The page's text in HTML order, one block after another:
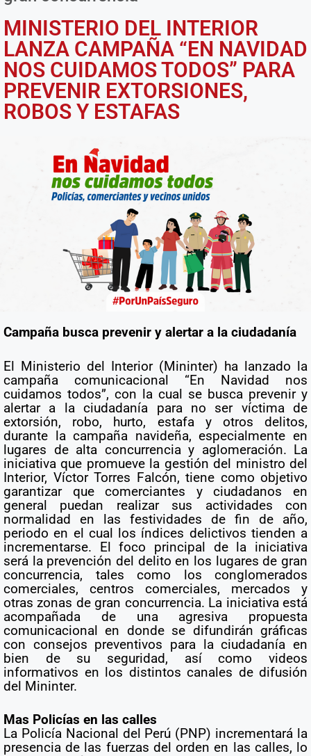
MINISTERIO DEL INTERIOR
LANZA CAMPAÑA “EN NAVIDAD
NOS CUIDAMOS TODOS” PARA
PREVENIR EXTORSIONES,
ROBOS Y ESTAFAS
Campaña busca prevenir y alertar a la ciudadanía
El Ministerio del Interior (Mininter) ha lanzado la
campaña comunicacional “En Navidad nos
cuidamos todos”, con la cual se busca prevenir y
alertar a la ciudadanía para no ser víctima de
extorsión, robo, hurto, estafa y otros delitos,
durante la campaña navideña, especialmente en
lugares de alta concurrencia y aglomeración. La
iniciativa que promueve la gestión del ministro del
Interior, Víctor Torres Falcón, tiene como objetivo
garantizar que comerciantes y ciudadanos en
general puedan realizar sus actividades con
normalidad en las festividades de fin de año,
periodo en el cual los índices delictivos tienden a
incrementarse. El foco principal de la iniciativa
será la prevención del delito en los lugares de gran
concurrencia, tales como los conglomerados
comerciales, centros comerciales, mercados y
otras zonas de gran concurrencia. La iniciativa está
acompañada de una agresiva propuesta
comunicacional en donde se difundirán gráficas
con consejos preventivos para la ciudadanía en
bien de su seguridad, así como videos
informativos en los distintos canales de difusión
del Mininter.
Mas Policías en las calles
La Policía Nacional del Perú (PNP) incrementará la
presencia de las fuerzas del orden en las calles, lo